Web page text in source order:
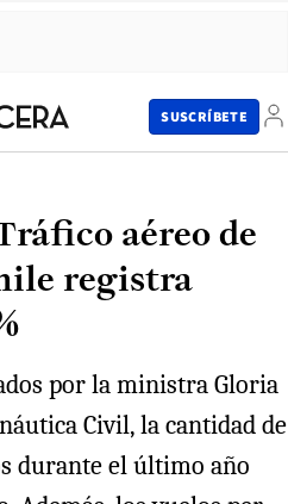
SUSCRÍBETE
aéreo de
registra
por la ministra Gloria
Civil, la cantidad de
durante el último año